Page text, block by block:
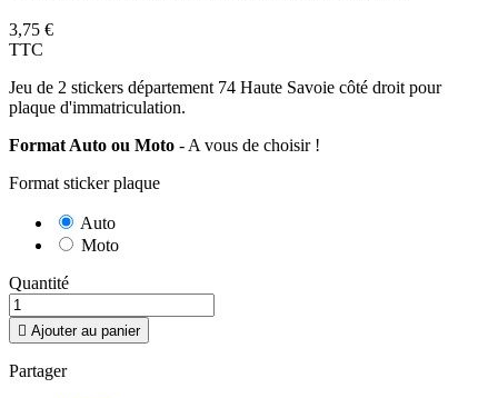
3,75 €
TTC
Jeu de 2 stickers département 74 Haute Savoie côté droit pour
plaque d'immatriculation.
Format Auto ou Moto - A vous de choisir !
Format sticker plaque
Auto
Moto
Quantité
 Ajouter au panier
Partager